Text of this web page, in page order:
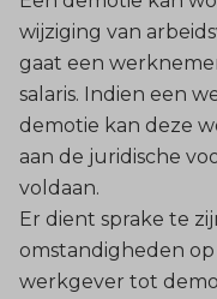
wijziging van
gaat een
salaris. Indien een
demotie kan deze
aan de juridische
voldaan.
Er dient sprake te
omstandigheden
werkgever tot